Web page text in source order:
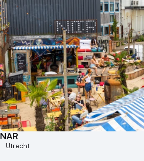
Aantal zalen
1 - 5 zalen
6 - 10 zalen
10 of meer zalen
Aantal personen
1 - 50 personen
50 - 100 personen
100 - 250 personen
250 - 500 personen
500+ personen
NAR
Utrecht